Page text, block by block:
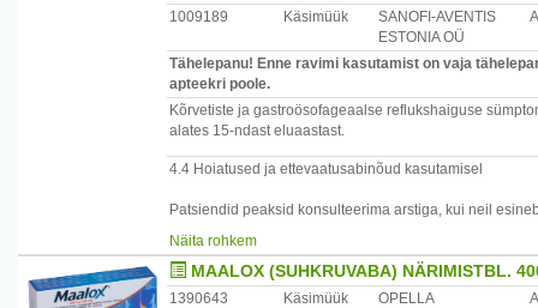
1009189 Käsimüük
SANOFI-AVENTIS
ESTONIA OÜ
Tähelepanu! Enne ravimi kasutamist on vaja
apteekri poole.
Kõrvetiste ja gastroösofageaalse reflukshaiguse
alates 15-ndast eluaastast.
4.4 Hoiatused ja ettevaatusabinõud kasutamisel
Patsiendid peaksid konsulteerima arstiga, kui neil
- neelamistakistus või püsiv kõhuvalu,
- seedetrakti haigus esmakordselt või on selle iseloom
- neerupuudulikkus.
Näita rohkem
MAALOX (SUHKRUVABA) NÄRIMISTBL.
1390643 Käsimüük
OPELLA